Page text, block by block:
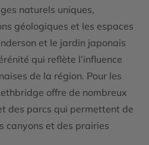
naturels uniques,
géologiques et les espaces
et le jardin japonais
qui reflète l’influence
de la région. Pour les
offre de nombreux
des parcs qui permettent de
canyons et des prairies